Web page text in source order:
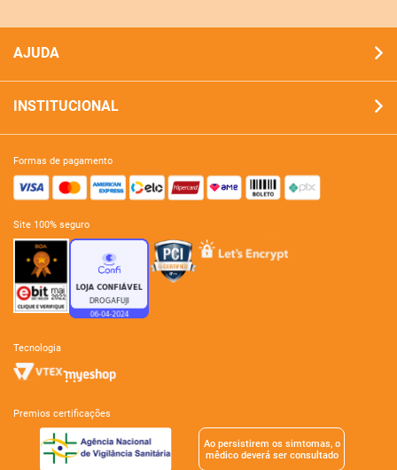
AJUDA
INSTITUCIONAL
formas de pagamento
site 100% seguro
tecnologia
premios certificações
Ao persistirem os simtomas, o
mêdico deverá ser consultado